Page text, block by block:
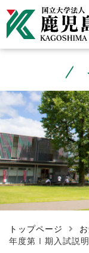
トップページ
年度第Ⅰ期入試説